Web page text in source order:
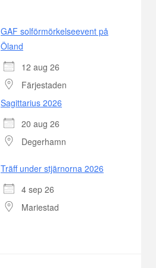
GAF solförmörkelseevent på
Öland
12 aug 26
Färjestaden
Sagittarius 2026
20 aug 26
Degerhamn
Träff under stjärnorna 2026
4 sep 26
Mariestad